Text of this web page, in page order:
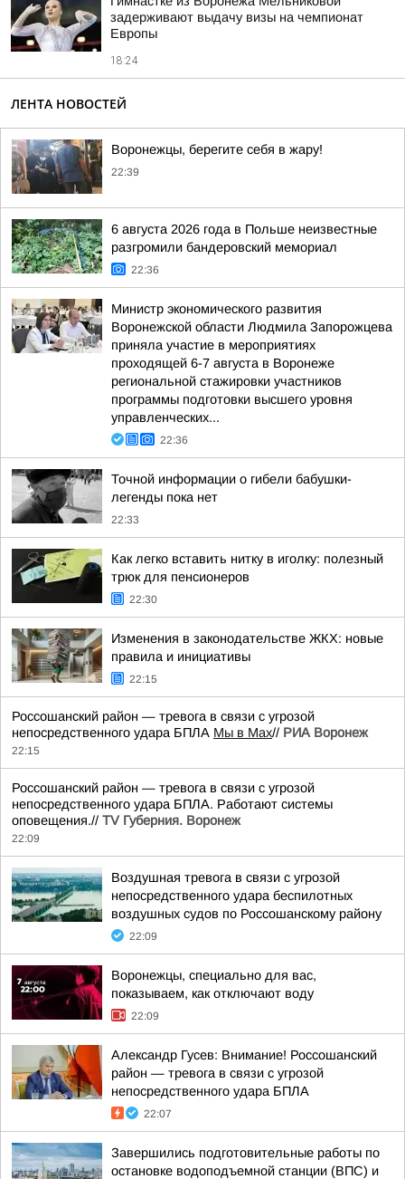
задерживают выдачу визы на чемпионат
Европы
18:24
ЛЕНТА НОВОСТЕЙ
Воронежцы, берегите себя в жару!
22:39
6 августа 2026 года в Польше неизвестные
разгромили бандеровский мемориал
22:36
Министр экономического развития
Воронежской области Людмила Запорожцева
приняла участие в мероприятиях
проходящей 6-7 августа в Воронеже
региональной стажировки участников
программы подготовки высшего уровня
управленческих...
22:36
Точной информации о гибели бабушки-
легенды пока нет
22:33
Как легко вставить нитку в иголку: полезный
трюк для пенсионеров
22:30
Изменения в законодательстве ЖКХ: новые
правила и инициативы
22:15
Россошанский район — тревога в связи с угрозой
непосредственного удара БПЛА Мы в Мах// РИА Воронеж
22:15
Россошанский район — тревога в связи с угрозой
непосредственного удара БПЛА. Работают системы
оповещения.// TV Губерния. Воронеж
22:09
Воздушная тревога в связи с угрозой
непосредственного удара беспилотных
воздушных судов по Россошанскому району
22:09
Воронежцы, специально для вас,
показываем, как отключают воду
22:09
Александр Гусев: Внимание! Россошанский
район — тревога в связи с угрозой
непосредственного удара БПЛА
22:07
Завершились подготовительные работы по
остановке водоподъемной станции (ВПС) и